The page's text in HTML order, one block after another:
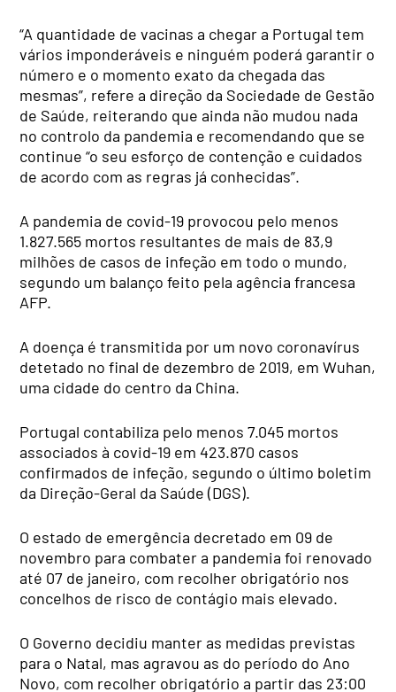
“A quantidade de vacinas a chegar a Portugal tem
vários imponderáveis e ninguém poderá garantir o
número e o momento exato da chegada das
mesmas”, refere a direção da Sociedade de Gestão
de Saúde, reiterando que ainda não mudou nada
no controlo da pandemia e recomendando que se
continue “o seu esforço de contenção e cuidados
de acordo com as regras já conhecidas”.
A pandemia de covid-19 provocou pelo menos
1.827.565 mortos resultantes de mais de 83,9
milhões de casos de infeção em todo o mundo,
segundo um balanço feito pela agência francesa
AFP.
A doença é transmitida por um novo coronavírus
detetado no final de dezembro de 2019, em Wuhan,
uma cidade do centro da China.
Portugal contabiliza pelo menos 7.045 mortos
associados à covid-19 em 423.870 casos
confirmados de infeção, segundo o último boletim
da Direção-Geral da Saúde (DGS).
O estado de emergência decretado em 09 de
novembro para combater a pandemia foi renovado
até 07 de janeiro, com recolher obrigatório nos
concelhos de risco de contágio mais elevado.
O Governo decidiu manter as medidas previstas
para o Natal, mas agravou as do período do Ano
Novo, com recolher obrigatório a partir das 23:00